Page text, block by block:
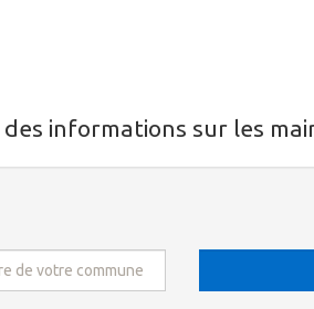
informations sur les